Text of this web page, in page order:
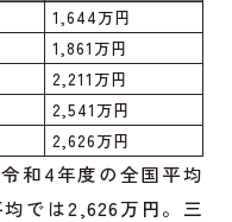
1,644万円
1,861万円
2,211万円
2,541万円
2,626万円
和4年度の全国平均
では2,626万円。三